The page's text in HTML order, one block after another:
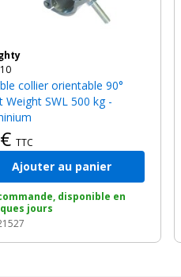
Weight SWL 500 kg -
TTC
Ajouter au panier
disponible en
jours